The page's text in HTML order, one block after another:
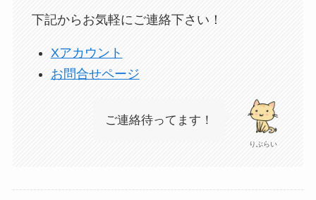
下記からお気軽にご連絡下さい！
Xアカウント
お問合せページ
りぶらい
ご連絡待ってます！